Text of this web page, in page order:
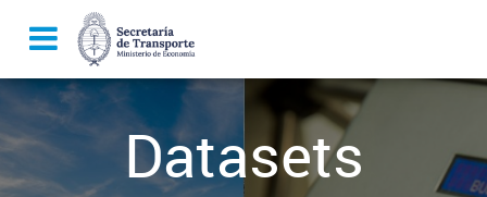
Datasets